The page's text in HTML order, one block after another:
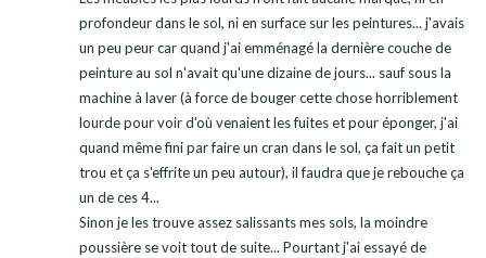
profondeur dans le sol, ni en surface sur les peintures... j'avais
un peu peur car quand j'ai emménagé la dernière couche de
peinture au sol n'avait qu'une dizaine de jours... sauf sous la
machine à laver (à force de bouger cette chose horriblement
lourde pour voir d'où venaient les fuites et pour éponger, j'ai
quand même fini par faire un cran dans le sol, ça fait un petit
trou et ça s'effrite un peu autour), il faudra que je rebouche ça
un de ces 4...
Sinon je les trouve assez salissants mes sols, la moindre
poussière se voit tout de suite... Pourtant j'ai essayé de